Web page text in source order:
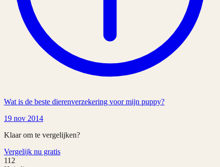
Wat is de beste dierenverzekering voor mijn puppy?
19 nov 2014
Klaar om te vergelijken?
Vergelijk nu gratis
112